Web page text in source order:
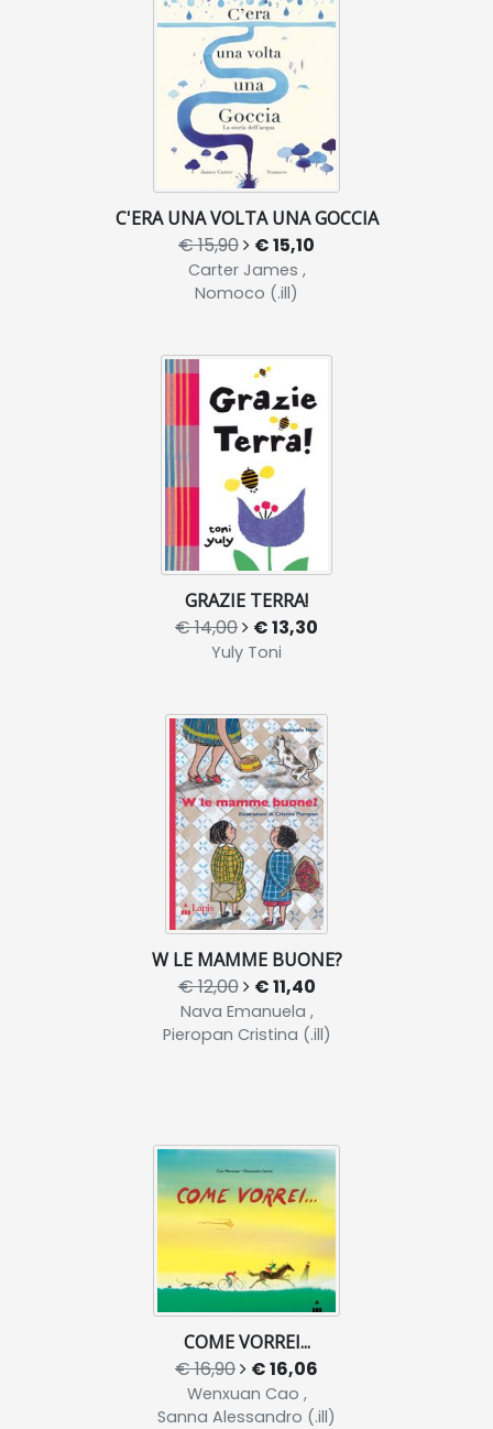
C'ERA UNA VOLTA UNA GOCCIA
€ 15,90 € 15,10
Carter James ,
Nomoco (.ill)
GRAZIE TERRA!
€ 14,00 € 13,30
Yuly Toni
W LE MAMME BUONE?
€ 12,00 € 11,40
Nava Emanuela ,
Pieropan Cristina (.ill)
COME VORREI...
€ 16,90 € 16,06
Wenxuan Cao ,
Sanna Alessandro (.ill)